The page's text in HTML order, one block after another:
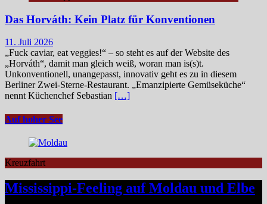
Das Horváth: Kein Platz für Konventionen
11. Juli 2026
„Fuck caviar, eat veggies!“ – so steht es auf der Website des
„Horváth“, damit man gleich weiß, woran man is(s)t.
Unkonventionell, unangepasst, innovativ geht es zu in diesem
Berliner Zwei-Sterne-Restaurant. „Emanzipierte Gemüseküche“
nennt Küchenchef Sebastian […]
Auf hoher See
Kreuzfahrt
Mississippi-Feeling auf Moldau und Elbe